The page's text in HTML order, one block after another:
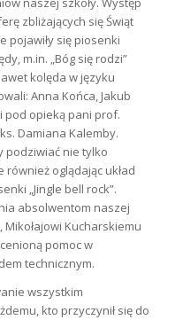
zbliżających się Świąt
pojawiły się piosenki
m.in. „Bóg się rodzi”
kolęda w języku
Anna Końca, Jakub
pod opieką pani prof.
Damiana Kalemby.
podziwiać nie tylko
również oglądając układ
„Jingle bell rock”.
absolwentom naszej
Kucharskiemu
pomoc w
technicznym.
wszystkim
kto przyczynił się do